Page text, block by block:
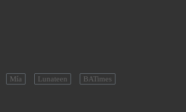
Mía Lunateen BATimes